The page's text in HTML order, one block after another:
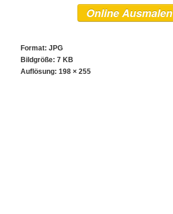
Online Ausmalen
Format: JPG
Bildgröße: 7 KB
Auflösung: 198 × 255